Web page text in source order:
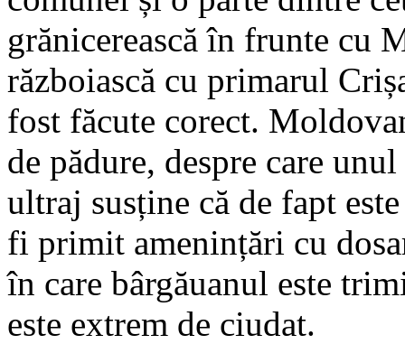
grănicerească în frunte cu
războiască cu primarul
fost făcute corect.
de pădure, despre care
ultraj susține că de fapt
fi primit amenințări cu
în care bârgăuanul este
este extrem de ciudat.